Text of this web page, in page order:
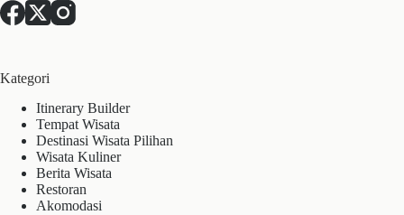
Kategori
Itinerary Builder
Tempat Wisata
Destinasi Wisata Pilihan
Wisata Kuliner
Berita Wisata
Restoran
Akomodasi